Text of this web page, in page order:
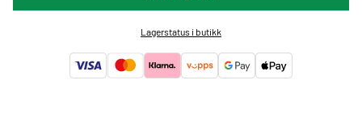
Lagerstatus i butikk